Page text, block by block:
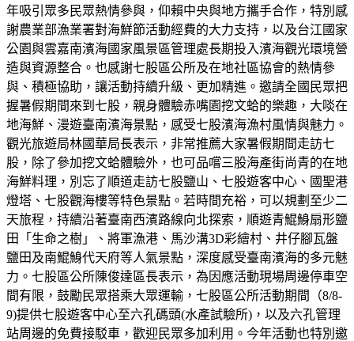
年吸引眾多民眾熱情參與，仰賴中央與地方攜手合作，特別感
謝農業部漁業署對海鮮節活動經費的大力支持，以及台江國家
公園與雲嘉南濱海國家風景區管理處長期投入濱海觀光環境營
造與資源整合。也感謝七股區公所及在地社區協會的熱情參
與、積極協助，讓活動持續升級、更加精進。邀請全國民眾把
握暑假期間來到七股，親身體驗赤嘴園挖文蛤的樂趣，大啖在
地海鮮、漫遊臺南濱海景點，感受七股濱海漁村風情與魅力。
觀光旅遊局林國華局長表示，非常推薦大家暑假期間走訪七
股，除了參加挖文蛤體驗外，也可品嚐三股海產街尚青的在地
海鮮料理，別忘了順道走訪七股鹽山、七股遊客中心、國聖港
燈塔、七股觀海樓等特色景點。若時間充裕，可以規劃至少二
天旅程，持續沿著臺南西濱路線向北探索，順遊青鯤鯓扇形鹽
田「生命之樹」、將軍漁港、馬沙溝3D彩繪村、井仔腳瓦盤
鹽田及南鯤鯓代天府等人氣景點，深度感受臺南濱海的多元魅
力。七股區公所陳俊達區長表示，為因應活動現場周邊停車空
間有限，鼓勵民眾搭乘大眾運輸，七股區公所活動期間（8/8-
9)提供七股遊客中心至六孔碼頭(水產試驗所)，以及六孔管理
站周邊的免費接駁車，歡迎民眾多加利用。今年活動也特別邀